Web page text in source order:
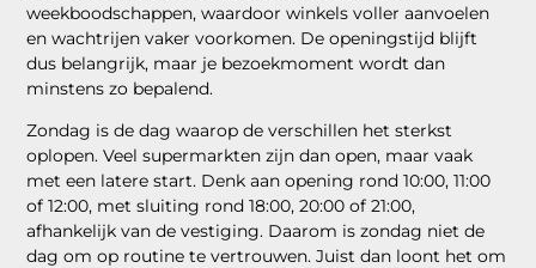
weekboodschappen, waardoor winkels voller aanvoelen
en wachtrijen vaker voorkomen. De openingstijd blijft
dus belangrijk, maar je bezoekmoment wordt dan
minstens zo bepalend.
Zondag is de dag waarop de verschillen het sterkst
oplopen. Veel supermarkten zijn dan open, maar vaak
met een latere start. Denk aan opening rond 10:00, 11:00
of 12:00, met sluiting rond 18:00, 20:00 of 21:00,
afhankelijk van de vestiging. Daarom is zondag niet de
dag om op routine te vertrouwen. Juist dan loont het om